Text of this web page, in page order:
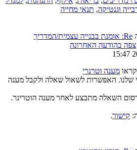
וגנטיקה, תנאי מחייה
Re: אומנת בבנייה עצמית/המדריך
צפה בהודעה האחרונה
מענה וטרנרי
שלנו. האפשרות לשאול שאלה ולקבל מענה
השאלה מתבצע לאחר מענה הוטרינר.
קישור.